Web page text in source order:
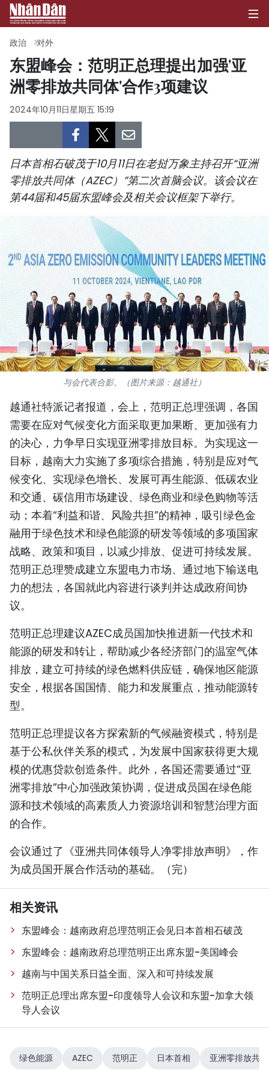
首页
政治
经济
社会
环保
文化
体育
国际
旅游
友谊桥梁
史海
多功能媒体
图表新闻
图库
视频
人民报社简介
TIẾNG VIỆT
ENGLISH
РУССКИЙ
ESPAÑOL
政治 对外
东盟峰会：范明正总理提出加强'亚
洲零排放共同体'合作3项建议
2024年10月11日星期五 15:19
日本首相石破茂于10月11日在老挝万象主持召开“亚洲
零排放共同体（AZEC）”第二次首脑会议。该会议在
第44届和45届东盟峰会及相关会议框架下举行。
与会代表合影。（图片来源：越通社）
越通社特派记者报道，会上，范明正总理强调，各国
需要在应对气候变化方面采取更加果断、更加强有力
的决心，力争早日实现亚洲零排放目标。为实现这一
目标，越南大力实施了多项综合措施，特别是应对气
候变化、实现绿色增长、发展可再生能源、低碳农业
和交通、碳信用市场建设、绿色商业和绿色购物等活
动；本着“利益和谐、风险共担”的精神，吸引绿色金
融用于绿色技术和绿色能源的研发等领域的多项国家
战略、政策和项目，以减少排放、促进可持续发展。
范明正总理赞成建立东盟电力市场、通过地下输送电
力的想法，各国就此内容进行谈判并达成政府间协
议。
范明正总理建议AZEC成员国加快推进新一代技术和
能源的研发和转让，帮助减少各经济部门的温室气体
排放，建立可持续的绿色燃料供应链，确保地区能源
安全，根据各国国情、能力和发展重点，推动能源转
型。
范明正总理提议各方探索新的气候融资模式，特别是
基于公私伙伴关系的模式，为发展中国家获得更大规
模的优惠贷款创造条件。此外，各国还需要通过“亚
洲零排放”中心加强政策协调，促进成员国在绿色能
源和技术领域的高素质人力资源培训和智慧治理方面
的合作。
会议通过了《亚洲共同体领导人净零排放声明》，作
为成员国开展合作活动的基础。（完）
相关资讯
东盟峰会：越南政府总理范明正会见日本首相石破茂
东盟峰会：越南政府总理范明正出席东盟-美国峰会
越南与中国关系日益全面、深入和可持续发展
范明正总理出席东盟-印度领导人会议和东盟-加拿大领
导人会议
绿色能源 AZEC 范明正 日本首相 亚洲零排放共